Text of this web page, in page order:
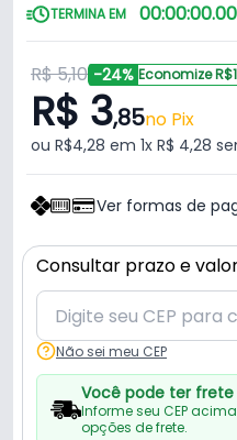
TERMINA EM 00:00:00.
R$ 5,10 -24% Economize
R$ 3,85no Pix
ou R$4,28 em 1x R$ 4,28
Ver formas de
Consultar prazo e
Não sei meu CEP
Você pode ter frete
Informe seu CEP
opções de frete.